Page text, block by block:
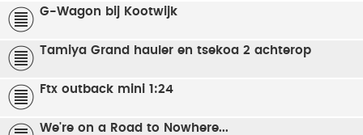
G-Wagon bij Kootwijk
Tamiya Grand hauler en tsekoa 2 achterop
Ftx outback mini 1:24
We're on a Road to Nowhere...